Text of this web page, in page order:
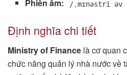
Phiên âm:
/ˌmɪnəstri əv
Định nghĩa chi tiết
Ministry of Finance là cơ quan
chức năng quản lý nhà nước về